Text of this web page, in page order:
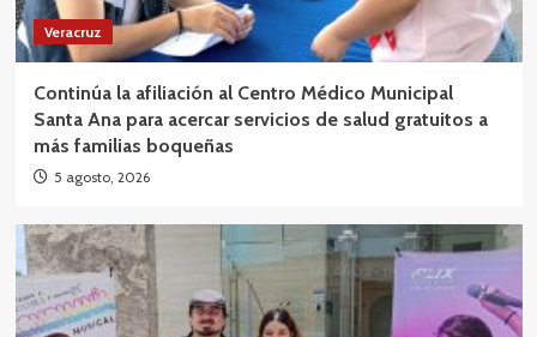
Veracruz
Continúa la afiliación al Centro Médico Municipal
Santa Ana para acercar servicios de salud gratuitos a
más familias boqueñas
5 agosto, 2026